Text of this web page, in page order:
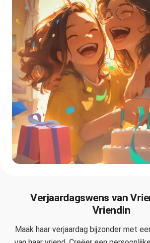
Verjaardagswens van
Vriendin
Maak haar verjaardag bijzonder met